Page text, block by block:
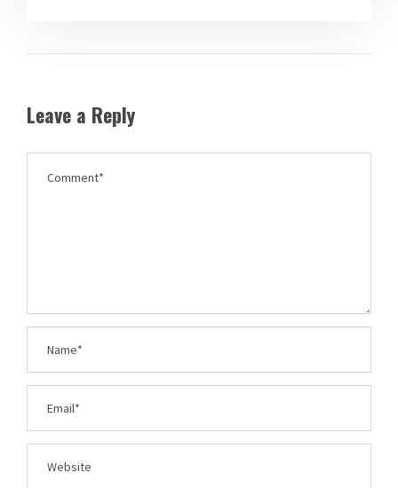
Leave a Reply